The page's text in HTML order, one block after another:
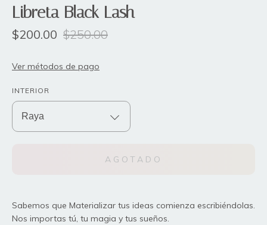
Libreta Black Lash
$200.00 $250.00
Ver métodos de pago
INTERIOR
Sabemos que Materializar tus ideas comienza escribiéndolas.
Nos importas tú, tu magia y tus sueños.